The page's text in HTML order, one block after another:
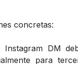
concretas:
Instagram DM
para